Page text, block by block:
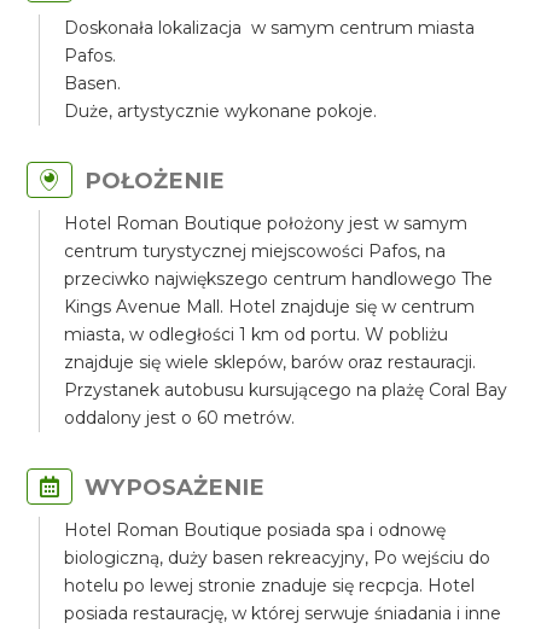
Doskonała lokalizacja w samym centrum miasta
Pafos.
Basen.
Duże, artystycznie wykonane pokoje.
POŁOŻENIE
Hotel Roman Boutique położony jest w samym
centrum turystycznej miejscowości Pafos, na
przeciwko największego centrum handlowego The
Kings Avenue Mall. Hotel znajduje się w centrum
miasta, w odległości 1 km od portu. W pobliżu
znajduje się wiele sklepów, barów oraz restauracji.
Przystanek autobusu kursującego na plażę Coral Bay
oddalony jest o 60 metrów.
WYPOSAŻENIE
Hotel Roman Boutique posiada spa i odnowę
biologiczną, duży basen rekreacyjny, Po wejściu do
hotelu po lewej stronie znaduje się recpcja. Hotel
posiada restaurację, w której serwuje śniadania i inne